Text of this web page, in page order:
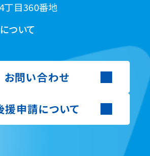
丁目360番地
ついて
お問い合わせ
援申請について